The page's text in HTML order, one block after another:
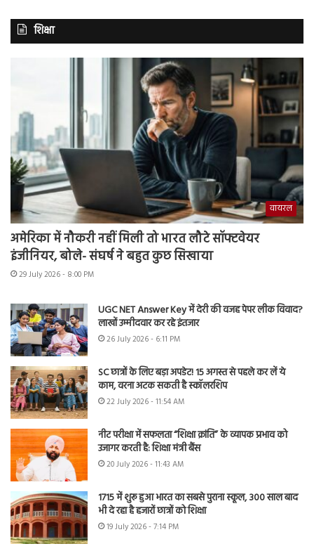
शिक्षा
वायरल
अमेरिका में नौकरी नहीं मिली तो भारत लौटे सॉफ्टवेयर
इंजीनियर, बोले- संघर्ष ने बहुत कुछ सिखाया
29 July 2026 - 8:00 PM
UGC NET Answer Key में देरी की वजह पेपर लीक विवाद?
लाखों उम्मीदवार कर रहे इंतजार
26 July 2026 - 6:11 PM
SC छात्रों के लिए बड़ा अपडेट! 15 अगस्त से पहले कर लें ये
काम, वरना अटक सकती है स्कॉलरशिप
22 July 2026 - 11:54 AM
नीट परीक्षा में सफलता “शिक्षा क्रांति” के व्यापक प्रभाव को
उजागर करती है: शिक्षा मंत्री बैंस
20 July 2026 - 11:43 AM
1715 में शुरू हुआ भारत का सबसे पुराना स्कूल, 300 साल बाद
भी दे रहा है हजारों छात्रों को शिक्षा
19 July 2026 - 7:14 PM